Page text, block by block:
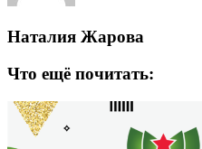
Наталия Жарова
Что ещё почитать: